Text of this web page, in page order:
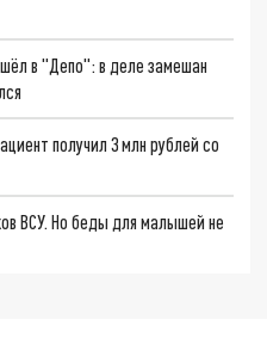
в "Депо": в деле замешан
получил 3 млн рублей со
ВСУ. Но беды для малышей не